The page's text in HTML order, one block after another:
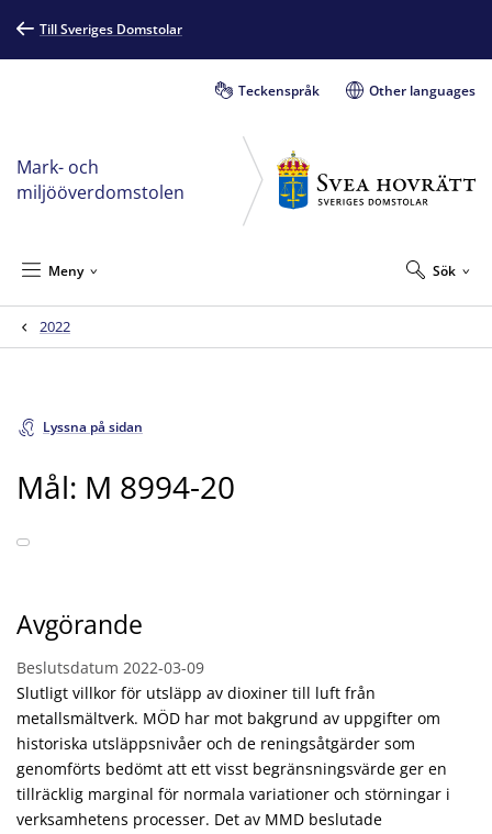
Till Sveriges Domstolar
Teckenspråk Other languages
Mark- och
miljööverdomstolen
Sök
Meny
2022
Lyssna på sidan
Mål: M 8994-20
Avgörande
Beslutsdatum 2022-03-09
Slutligt villkor för utsläpp av dioxiner till luft från
metallsmältverk. MÖD har mot bakgrund av uppgifter om
historiska utsläppsnivåer och de reningsåtgärder som
genomförts bedömt att ett visst begränsningsvärde ger en
tillräcklig marginal för normala variationer och störningar i
verksamhetens processer. Det av MMD beslutade